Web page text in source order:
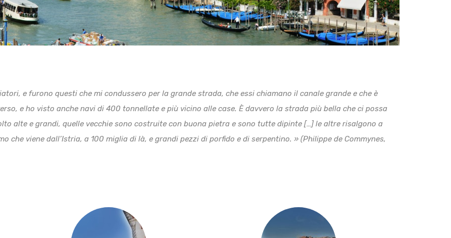
e furono questi che mi condussero per la grande strada, che essi chiamano il canale grande e che è
e ho visto anche navi di 400 tonnellate e più vicino alle case. È davvero la strada più bella che ci possa
alte e grandi, quelle vecchie sono costruite con buona pietra e sono tutte dipinte […] le altre risalgono a
che viene dall’Istria, a 100 miglia di là, e grandi pezzi di porfido e di serpentino. » (Philippe de Commynes,